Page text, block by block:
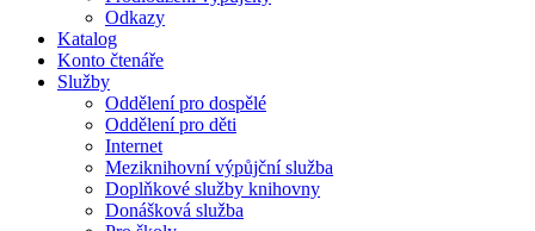
Odkazy
Katalog
Konto čtenáře
Služby
Oddělení pro dospělé
Oddělení pro děti
Internet
Meziknihovní výpůjční služba
Doplňkové služby knihovny
Donášková služba